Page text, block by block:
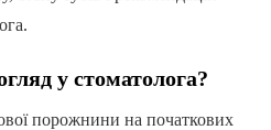
у стоматолога?
порожнини на початкових